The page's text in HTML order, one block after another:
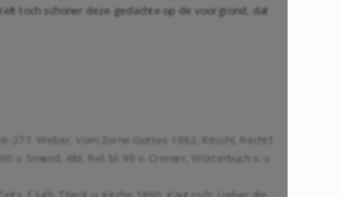
toch schoner deze gedachte op de voorgrond, dat
Weber, Vom Zorne Gottes 1862. Ritschl, Rechtf.
v. Smend, Altt. Rel. bl. 99 v. Cremer, Wörterbuch s. v.